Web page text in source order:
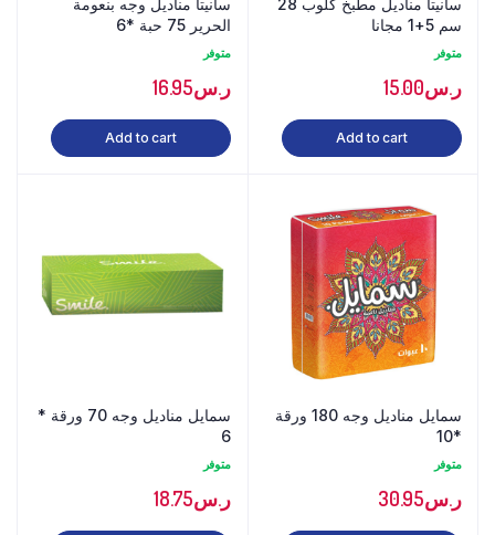
سانيتا مناديل مطبخ كلوب 28
سم 5+1 مجانا
متوفر
ر.س15.00
Add to cart
سانيتا مناديل وجه بنعومة
الحرير 75 حبة *6
متوفر
ر.س16.95
Add to cart
سمايل مناديل وجه 180 ورقة
*10
متوفر
ر.س30.95
سمايل مناديل وجه 70 ورقة *
6
متوفر
ر.س18.75